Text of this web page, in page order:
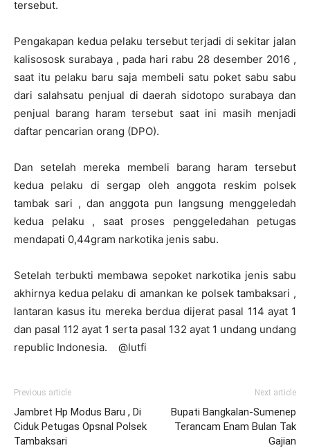
tersebut.
Pengakapan kedua pelaku tersebut terjadi di sekitar jalan
kalisososk surabaya , pada hari rabu 28 desember 2016 ,
saat itu pelaku baru saja membeli satu poket sabu sabu
dari salahsatu penjual di daerah sidotopo surabaya dan
penjual barang haram tersebut saat ini masih menjadi
daftar pencarian orang (DPO).
Dan setelah mereka membeli barang haram tersebut
kedua pelaku di sergap oleh anggota reskim polsek
tambak sari , dan anggota pun langsung menggeledah
kedua pelaku , saat proses penggeledahan petugas
mendapati 0,44gram narkotika jenis sabu.
Setelah terbukti membawa sepoket narkotika jenis sabu
akhirnya kedua pelaku di amankan ke polsek tambaksari ,
lantaran kasus itu mereka berdua dijerat pasal 114 ayat 1
dan pasal 112 ayat 1 serta pasal 132 ayat 1 undang undang
republic Indonesia. @lutfi
Previous article
Jambret Hp Modus Baru , Di
Ciduk Petugas Opsnal Polsek
Tambaksari
Next article
Bupati Bangkalan-Sumenep
Terancam Enam Bulan Tak
Gajian